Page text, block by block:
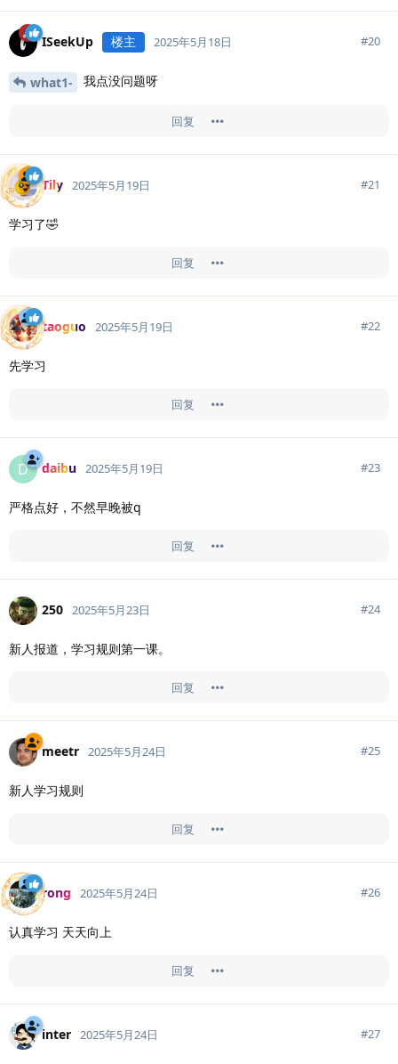
ISeekUp 楼主 2025年5月18日 #20
what1- 我点没问题呀
回复
Tily 2025年5月19日 #21
学习了🤣
回复
taoguo 2025年5月19日 #22
先学习
回复
D daibu 2025年5月19日 #23
严格点好，不然早晚被q
回复
250 2025年5月23日 #24
新人报道，学习规则第一课。
回复
meetr 2025年5月24日 #25
新人学习规则
回复
rong 2025年5月24日 #26
认真学习 天天向上
回复
inter 2025年5月24日 #27